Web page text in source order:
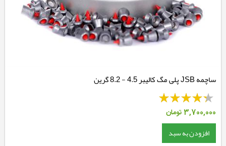
ساچمه JSB پلی مگ کالیبر 4.5 - 8.2 گرین
3,700,000تومان
افزودن به سبد